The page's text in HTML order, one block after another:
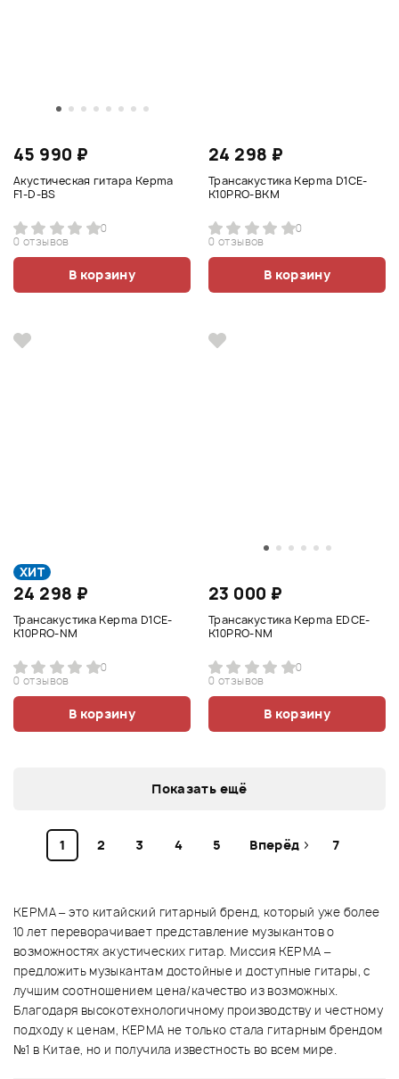
45 990 ₽
Акустическая гитара Kepma
F1-D-BS
0
0 отзывов
В корзину
24 298 ₽
Трансакустика Kepma D1CE-
K10PRO-BKM
0
0 отзывов
В корзину
ХИТ
24 298 ₽
Трансакустика Kepma D1CE-
K10PRO-NM
0
0 отзывов
В корзину
23 000 ₽
Трансакустика Kepma EDCE-
K10PRO-NM
0
0 отзывов
В корзину
Показать ещё
1 2 3 4 5 Вперёд 7
KEPMA – это китайский гитарный бренд, который уже более
10 лет переворачивает представление музыкантов о
возможностях акустических гитар. Миссия KEPMA –
предложить музыкантам достойные и доступные гитары, с
лучшим соотношением цена/качество из возможных.
Благодаря высокотехнологичному производству и честному
подходу к ценам, KEPMA не только стала гитарным брендом
№1 в Китае, но и получила известность во всем мире.